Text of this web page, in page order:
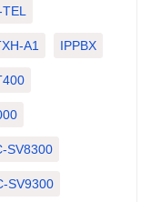
A1 IPPBX
SV8300
SV9300